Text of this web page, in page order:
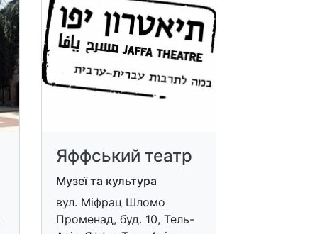
Яффський театр
Музеї та культура
вул. Міфрац Шломо
Променад, буд. 10, Тель-